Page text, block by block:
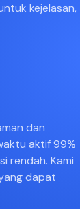
kejelasan,
dan
aktif 99%
rendah. Kami
dapat